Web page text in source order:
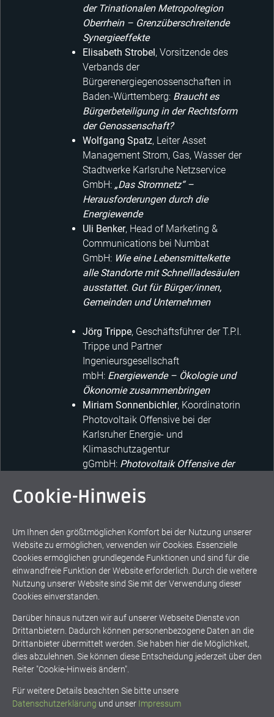
der Trinationalen Metropolregion
Oberrhein – Grenzüberschreitende
Synergieeffekte
Elisabeth Strobel, Vorsitzende des
Verbands der
Bürgerenergiegenossenschaften in
Baden-Württemberg: Braucht es
Bürgerbeteiligung in der Rechtsform
der Genossenschaft?
Wolfgang Spatz, Leiter Asset
Management Strom, Gas, Wasser der
Stadtwerke Karlsruhe Netzservice
GmbH: „Das Stromnetz“ –
Herausforderungen durch die
Energiewende
Uli Benker, Head of Marketing &
Communications bei Numbat
GmbH: Wie eine Lebensmittelkette
alle Standorte mit Schnellladesäulen
ausstattet. Gut für Bürger/innen,
Gemeinden und Unternehmen
Jörg Trippe, Geschäftsführer der T.P.I.
Trippe und Partner
Ingenieursgesellschaft
mbH: Energiewende – Ökologie und
Ökonomie zusammenbringen
Miriam Sonnenbichler, Koordinatorin
Photovoltaik Offensive bei der
Karlsruher Energie- und
Klimaschutzagentur
gGmbH: Photovoltaik Offensive der
Christian Geschke
Dachdeckerhandwerks
BW:Nachhaltiger Strom vom eigenen
Dach – Erfolgsfaktoren für einen
langfristig, ertragreichen PV-
Anlagenbetrieb
Regionalverband Mittlerer Oberrhein
i.R. und Honorarprofessor
KIT:Planungsoffensive gestartet!
Cookie-Hinweis
Um Ihnen den größtmöglichen Komfort bei der Nutzung unserer
Website zu ermöglichen, verwenden wir Cookies. Essenzielle
Cookies ermöglichen grundlegende Funktionen und sind für die
einwandfreie Funktion der Website erforderlich. Durch die weitere
Nutzung unserer Website sind Sie mit der Verwendung dieser
Cookies einverstanden.
Darüber hinaus nutzen wir auf unserer Webseite Dienste von
Drittanbietern. Dadurch können personenbezogene Daten an die
Drittanbieter übermittelt werden. Sie haben hier die Möglichkeit,
dies abzulehnen. Sie können diese Entscheidung jederzeit über den
Reiter "Cookie-Hinweis ändern".
Für weitere Details beachten Sie bitte unsere
Datenschutzerklärung und unser Impressum